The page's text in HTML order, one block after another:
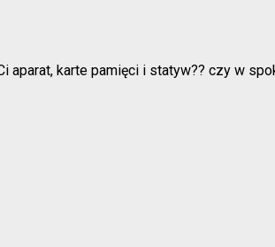
aparat, karte pamięci i statyw?? czy w